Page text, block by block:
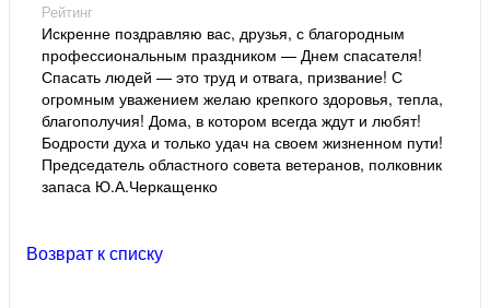
Рейтинг
Искренне поздравляю вас, друзья, с благородным
профессиональным праздником — Днем спасателя!
Спасать людей — это труд и отвага, призвание! С
огромным уважением желаю крепкого здоровья, тепла,
благополучия! Дома, в котором всегда ждут и любят!
Бодрости духа и только удач на своем жизненном пути!
Председатель областного совета ветеранов, полковник
запаса Ю.А.Черкащенко
Возврат к списку